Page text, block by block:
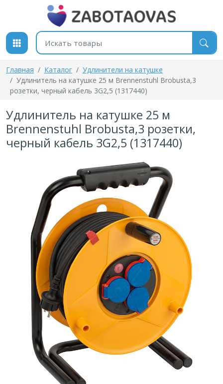
К содержимому
Поиск товаров
Главная Каталог
Удлинители на катушке
Удлинитель на катушке 25 м Brennenstuhl Brobusta,3
розетки, черный кабель 3G2,5 (1317440)
Удлинитель на катушке 25 м
Brennenstuhl Brobusta,3 розетки,
черный кабель 3G2,5 (1317440)